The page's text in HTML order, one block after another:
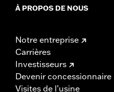
À PROPOS DE NOUS
Notre entreprise
Carrières
Investisseurs
Devenir concessionnaire
Visites de l’usine